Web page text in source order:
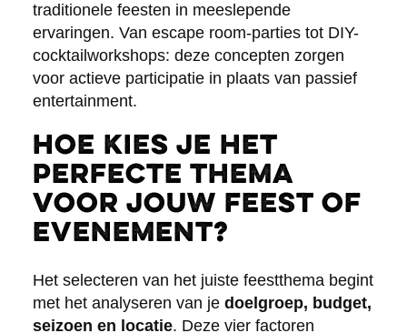
traditionele feesten in meeslepende
ervaringen. Van escape room-parties tot DIY-
cocktailworkshops: deze concepten zorgen
voor actieve participatie in plaats van passief
entertainment.
Hoe kies je het
perfecte thema
voor jouw feest of
evenement?
Het selecteren van het juiste feestthema begint
met het analyseren van je doelgroep, budget,
seizoen en locatie. Deze vier factoren